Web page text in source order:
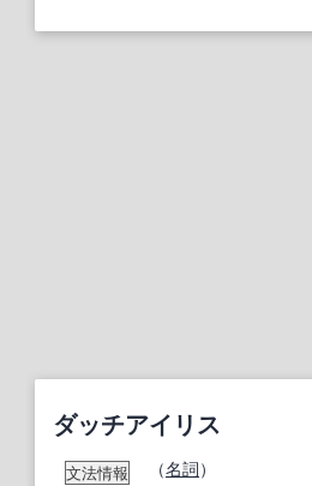
ダッチアイリス
文法情報 （名詞）